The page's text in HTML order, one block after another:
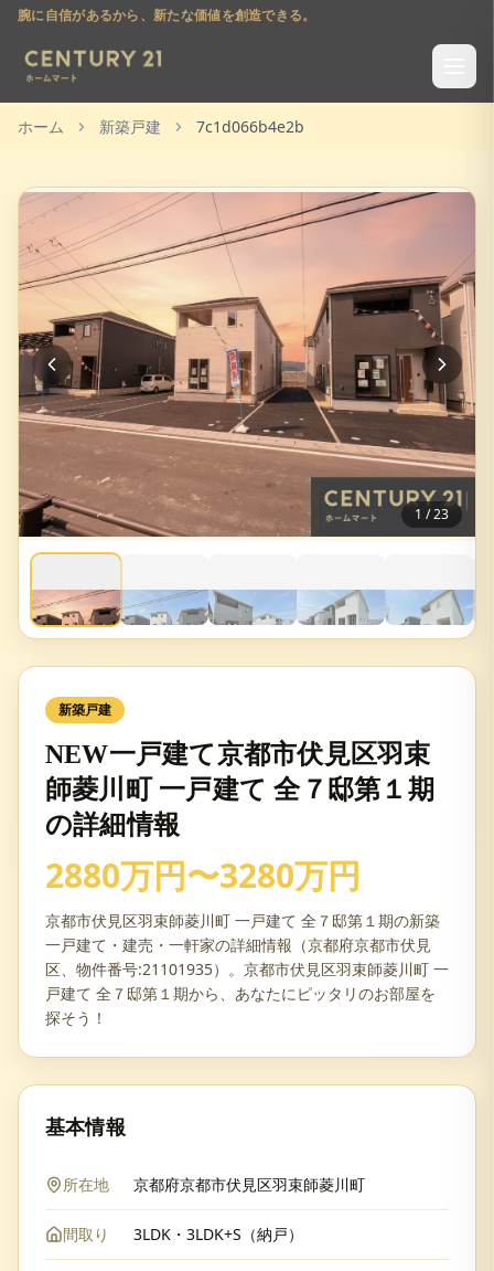
腕に自信があるから、新たな価値を創造できる。
ホーム 新築戸建 7c1d066b4e2b
1 /23
新築戸建
NEW一戸建て京都市伏見区羽束
師菱川町 一戸建て 全７邸第１期
の詳細情報
2880万円〜3280万円
京都市伏見区羽束師菱川町 一戸建て 全７邸第１期の新築
一戸建て・建売・一軒家の詳細情報（京都府京都市伏見
区、物件番号:21101935）。京都市伏見区羽束師菱川町 一
戸建て 全７邸第１期から、あなたにピッタリのお部屋を
探そう！
基本情報
所在地 京都府京都市伏見区羽束師菱川町
間取り 3LDK・3LDK+S（納戸）